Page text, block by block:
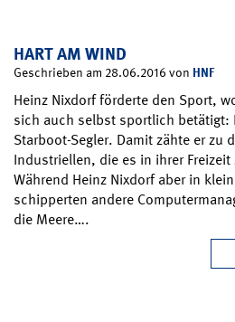
HART AM WIND
Geschrieben am 28.06.2016 von HNF
Heinz Nixdorf förderte den Sport,
sich auch selbst sportlich betätigt:
Starboot-Segler. Damit zähte er zu
Industriellen, die es in ihrer
Während Heinz Nixdorf aber in
schipperten andere
die Meere….